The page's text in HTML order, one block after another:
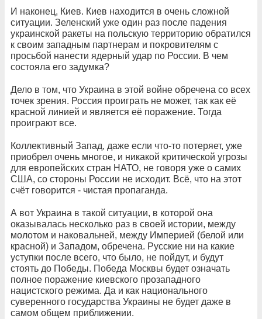
И наконец, Киев. Киев находится в очень сложной
ситуации. Зеленский уже один раз после падения
украинской ракеты на польскую территорию обратился
к своим западным партнерам и покровителям с
просьбой нанести ядерный удар по России. В чем
состояла его задумка?
Дело в том, что Украина в этой войне обречена со всех
точек зрения. Россия проиграть не может, так как её
красной линией и является её поражение. Тогда
проиграют все.
Коллективный Запад, даже если что-то потеряет, уже
приобрел очень многое, и никакой критической угрозы
для европейских стран НАТО, не говоря уже о самих
США, со стороны России не исходит. Всё, что на этот
счёт говорится - чистая пропаганда.
А вот Украина в такой ситуации, в которой она
оказывалась несколько раз в своей истории, между
молотом и наковальней, между Империей (белой или
красной) и Западом, обречена. Русские ни на какие
уступки после всего, что было, не пойдут, и будут
стоять до Победы. Победа Москвы будет означать
полное поражение киевского прозападного
нацистского режима. Да и как национального
суверенного государства Украины не будет даже в
самом общем приближении.